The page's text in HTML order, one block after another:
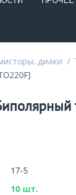
диаки /
17-5
10 шт.